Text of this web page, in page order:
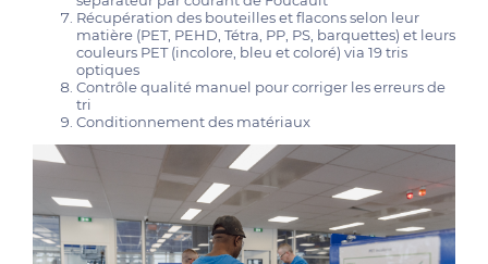
Récupération des bouteilles et flacons selon leur
matière (PET, PEHD, Tétra, PP, PS, barquettes) et leurs
couleurs PET (incolore, bleu et coloré) via 19 tris
optiques
Contrôle qualité manuel pour corriger les erreurs de
tri
Conditionnement des matériaux